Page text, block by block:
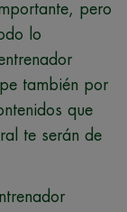
pero
lo
también por
que
te serán de